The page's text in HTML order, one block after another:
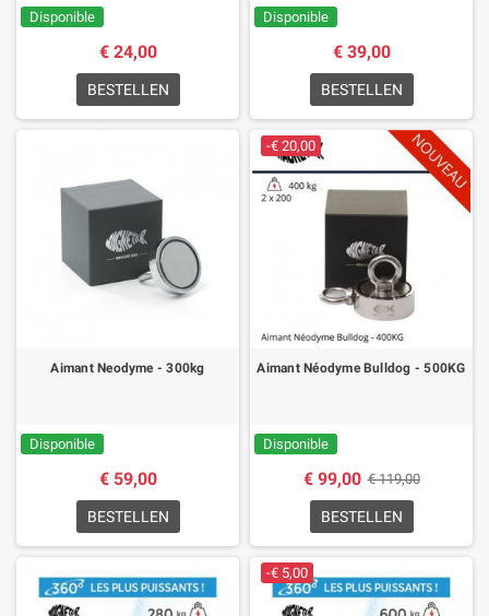
Disponible
€ 24,00
BESTELLEN
Disponible
€ 39,00
BESTELLEN
Aimant Neodyme - 300kg
Disponible
€ 59,00
BESTELLEN
-€ 20,00
Aimant Néodyme Bulldog - 500KG
Disponible
€ 99,00 € 119,00
BESTELLEN
-€ 5,00